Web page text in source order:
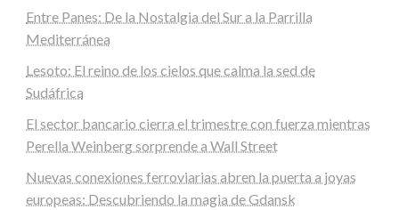
Entre Panes: De la Nostalgia del Sur a la Parrilla
Mediterránea
Lesoto: El reino de los cielos que calma la sed de
Sudáfrica
El sector bancario cierra el trimestre con fuerza mientras
Perella Weinberg sorprende a Wall Street
Nuevas conexiones ferroviarias abren la puerta a joyas
europeas: Descubriendo la magia de Gdansk